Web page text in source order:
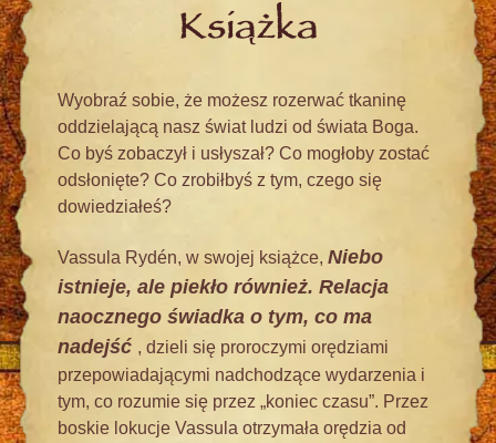
Książka
Wyobraź sobie, że możesz rozerwać tkaninę
oddzielającą nasz świat ludzi od świata Boga.
Co byś zobaczył i usłyszał? Co mogłoby zostać
odsłonięte? Co zrobiłbyś z tym, czego się
dowiedziałeś?
Vassula Rydén, w swojej książce,Niebo
istnieje, ale piekło również. Relacja
naocznego świadka o tym, co ma
nadejść , dzieli się proroczymi orędziami
przepowiadającymi nadchodzące wydarzenia i
tym, co rozumie się przez „koniec czasu”. Przez
boskie lokucje Vassula otrzymała orędzia od